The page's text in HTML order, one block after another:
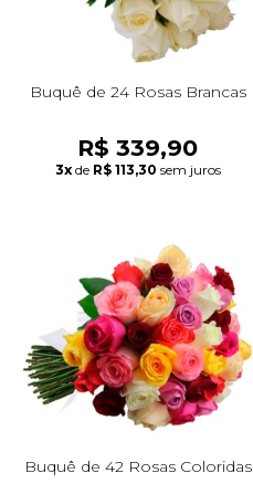
Buquê de 24 Rosas Brancas
R$ 339,90
3x de R$ 113,30 sem juros
Buquê de 42 Rosas Coloridas